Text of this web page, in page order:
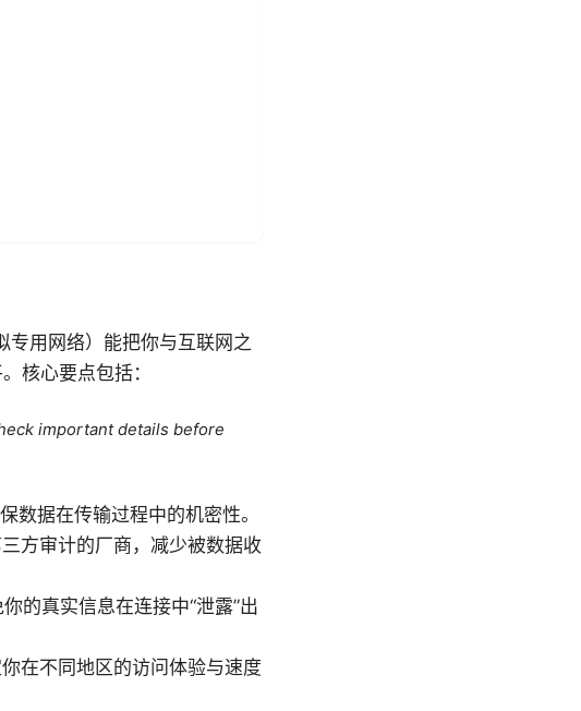
专用网络）能把你与互联网之
核心要点包括：
important details before
数据在传输过程中的机密性。
方审计的厂商，减少被数据收
的真实信息在连接中“泄露”出
在不同地区的访问体验与速度